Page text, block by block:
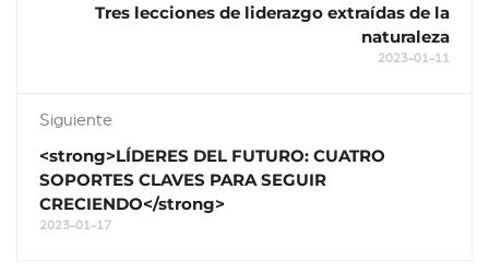
Tres lecciones de liderazgo extraídas de la
naturaleza
2023-01-11
Siguiente
<strong>LÍDERES DEL FUTURO: CUATRO
SOPORTES CLAVES PARA SEGUIR
CRECIENDO</strong>
2023-01-17